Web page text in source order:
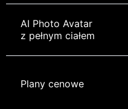
AI Photo Avatar
z pełnym ciałem
Plany cenowe